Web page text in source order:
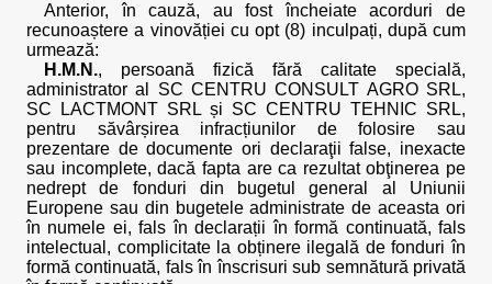
Anterior, în cauză, au fost încheiate acorduri de
recunoaștere a vinovăției cu opt (8) inculpați, după cum
urmează:
H.M.N., persoană fizică fără calitate specială,
administrator al SC CENTRU CONSULT AGRO SRL,
SC LACTMONT SRL și SC CENTRU TEHNIC SRL,
pentru săvârșirea infracțiunilor de folosire sau
prezentare de documente ori declaraţii false, inexacte
sau incomplete, dacă fapta are ca rezultat obţinerea pe
nedrept de fonduri din bugetul general al Uniunii
Europene sau din bugetele administrate de aceasta ori
în numele ei, fals în declarații în formă continuată, fals
intelectual, complicitate la obținere ilegală de fonduri în
formă continuată, fals în înscrisuri sub semnătură privată